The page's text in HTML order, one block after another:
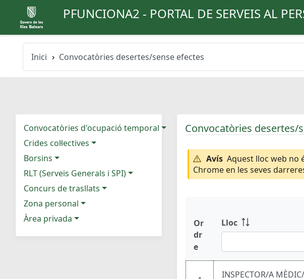
PFUNCIONA2 - PORTAL DE SERVEIS AL
Inici Convocatòries desertes/sense efectes
Convocatòries d'ocupació temporal
Crides col·lectives
Borsins
RLT (Serveis Generals i SPI)
Concurs de trasllats
Zona personal
Àrea privada
Convocatòries desertes/
Avís Aquest lloc web no
Chrome en les seves
Or
dr
e
Lloc
INSPECTOR/A